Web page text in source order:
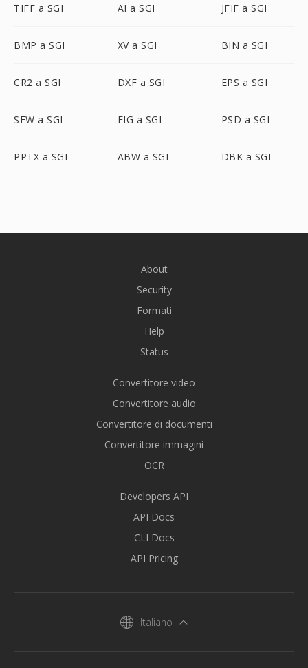
TIFF a SGI AI a SGI JFIF a SGI
BMP a SGI XV a SGI BIN a SGI
CR2 a SGI DXF a SGI EPS a SGI
SFW a SGI FIG a SGI PSD a SGI
PPTX a SGI ABW a SGI DBK a SGI
About
Security
Formati
Help
Status
Convertitore video
Convertitore audio
Convertitore di documenti
Convertitore immagini
OCR
Developers API
API Docs
CLI Docs
API Pricing
Italiano